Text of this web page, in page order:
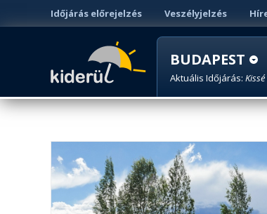
Időjárás előrejelzés Veszélyjelzés
BUDAPEST
Aktuális Időjárás: